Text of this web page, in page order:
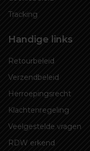
Tracking
Handige links
Retourbeleid
Verzendbeleid
Herroepingsrecht
Klachtenregeling
Veelgestelde vragen
RDW erkend